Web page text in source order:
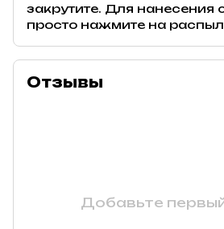
закрутите. Для нанесения
просто нажмите на
Отзывы
Добавьте